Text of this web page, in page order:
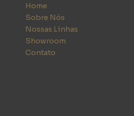
Home
Sobre Nós
Nossas Linhas
Showroom
Contato